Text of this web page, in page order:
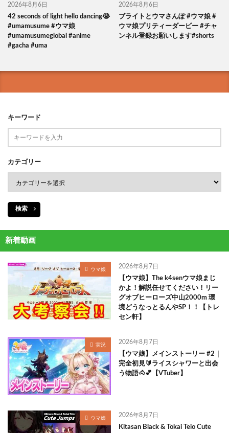
2026年8月6日
42 seconds of light hello dancing😭
#umamusume #ウマ娘
#umamusumeglobal #anime
#gacha #uma
2026年8月6日
ブライトとウマさんぽ #ウマ娘 #
ウマ娘プリティーダービー #チャ
ンネル登録お願いします#shorts
キーワード
カテゴリー
検索
新着動画
ウマ娘 2026年8月7日
【ウマ娘】The k4senウマ娘まじ
かよ！解説任せてください！リー
グオブヒーローズ中山2000m 環
境どうなっとるんやSP！！【トレ
セン軒】
実況 2026年8月7日
【ウマ娘】メインストーリー #2｜
完全初見🔰ライスシャワーと出会
う物語🐴💕【VTuber】
ウマ娘 2026年8月7日
Kitasan Black & Tokai Teio Cute